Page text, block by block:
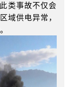
类事故不仅会
域供电异常，
。